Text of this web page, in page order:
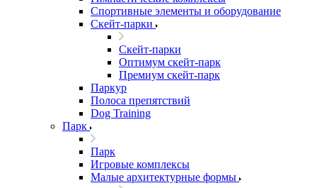
Спортивные элементы и оборудование
Скейт-парки
Скейт-парки
Оптимум скейт-парк
Премиум скейт-парк
Паркур
Полоса препятствий
Dog Training
Парк
Парк
Игровые комплексы
Малые архитектурные формы